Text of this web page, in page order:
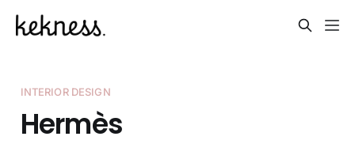
INTERIOR DESIGN
Hermès